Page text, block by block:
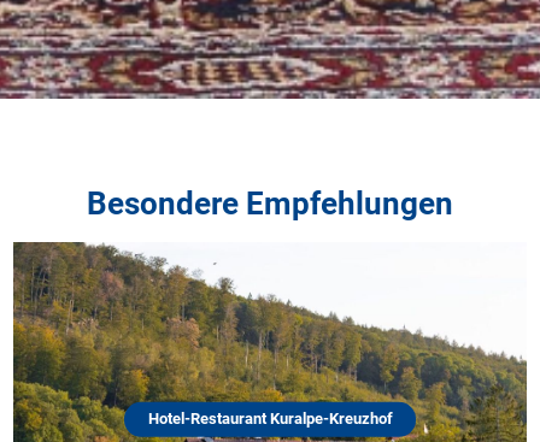
Besondere Empfehlungen
Hotel-Restaurant Kuralpe-Kreuzhof